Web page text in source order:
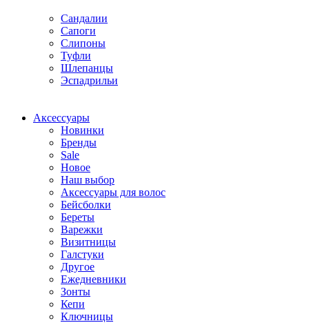
Сандалии
Сапоги
Слипоны
Туфли
Шлепанцы
Эспадрильи
Аксессуары
Новинки
Бренды
Sale
Новое
Наш выбор
Аксессуары для волос
Бейсболки
Береты
Варежки
Визитницы
Галстуки
Другое
Ежедневники
Зонты
Кепи
Ключницы